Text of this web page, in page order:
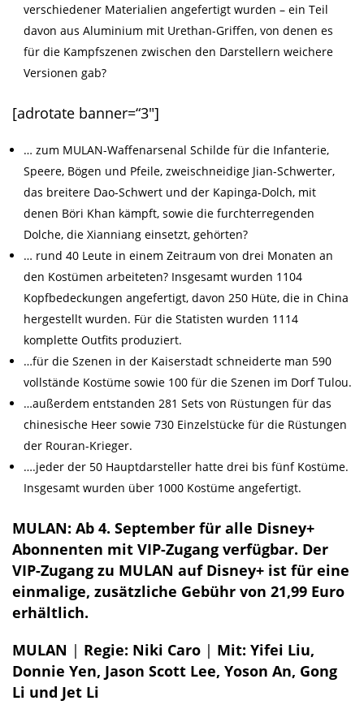
verschiedener Materialien angefertigt wurden – ein Teil
davon aus Aluminium mit Urethan-Griffen, von denen es
für die Kampfszenen zwischen den Darstellern weichere
Versionen gab?
[adrotate banner=“3″]
… zum MULAN-Waffenarsenal Schilde für die Infanterie,
Speere, Bögen und Pfeile, zweischneidige Jian-Schwerter,
das breitere Dao-Schwert und der Kapinga-Dolch, mit
denen Böri Khan kämpft, sowie die furchterregenden
Dolche, die Xianniang einsetzt, gehörten?
… rund 40 Leute in einem Zeitraum von drei Monaten an
den Kostümen arbeiteten? Insgesamt wurden 1104
Kopfbedeckungen angefertigt, davon 250 Hüte, die in China
hergestellt wurden. Für die Statisten wurden 1114
komplette Outfits produziert.
…für die Szenen in der Kaiserstadt schneiderte man 590
vollstände Kostüme sowie 100 für die Szenen im Dorf Tulou.
…außerdem entstanden 281 Sets von Rüstungen für das
chinesische Heer sowie 730 Einzelstücke für die Rüstungen
der Rouran-Krieger.
….jeder der 50 Hauptdarsteller hatte drei bis fünf Kostüme.
Insgesamt wurden über 1000 Kostüme angefertigt.
MULAN: Ab 4. September für alle Disney+
Abonnenten mit VIP-Zugang verfügbar. Der
VIP-Zugang zu MULAN auf Disney+ ist für eine
einmalige, zusätzliche Gebühr von 21,99 Euro
erhältlich.
MULAN | Regie: Niki Caro | Mit: Yifei Liu,
Donnie Yen, Jason Scott Lee, Yoson An, Gong
Li und Jet Li